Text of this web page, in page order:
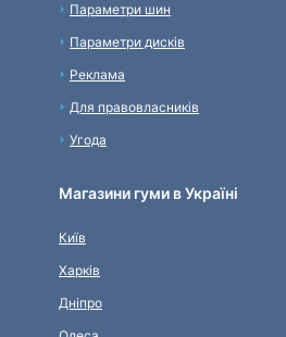
Параметри шин
Параметри дисків
Реклама
Для правовласників
Угода
Магазини гуми в Україні
Київ
Харків
Дніпро